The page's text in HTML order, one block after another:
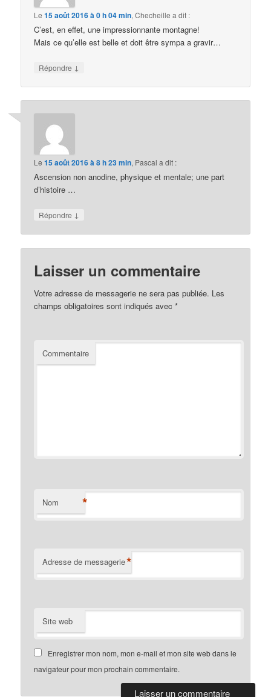
Le15 août 2016 à 0 h 04 min,Checheille a dit :
C’est, en effet, une impressionnante montagne!
Mais ce qu’elle est belle et doit être sympa a gravir…
Répondre ↓
Le15 août 2016 à 8 h 23 min, Pascal a dit :
Ascension non anodine, physique et mentale; une part
d’histoire …
Répondre ↓
Laisser un commentaire
Votre adresse de messagerie ne sera pas publiée. Les
champs obligatoires sont indiqués avec*
Commentaire
Nom *
Adresse de messagerie*
Site web
Enregistrer mon nom, mon e-mail et mon site web dans le
navigateur pour mon prochain commentaire.